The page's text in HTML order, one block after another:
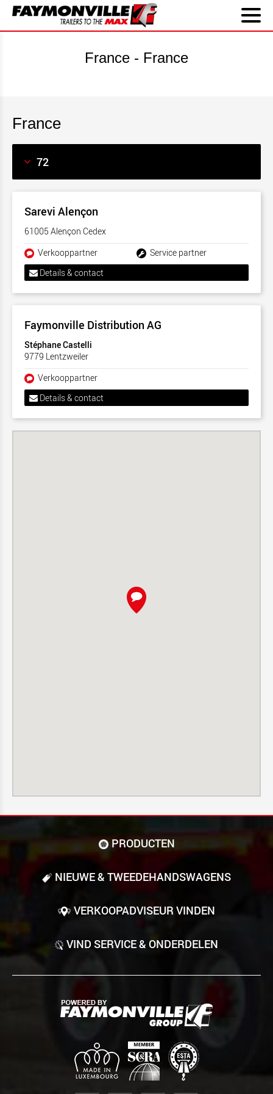
France - France
France
Sarevi Alençon
61005 Alençon Cedex
Verkooppartner
Service partner
Details & contact
Faymonville Distribution AG
Stéphane Castelli
9779 Lentzweiler
Verkooppartner
Details & contact
PRODUCTEN
NIEUWE & TWEEDE­HANDS­WAGENS
VERKOOPADVISEUR VINDEN
VIND SERVICE & ONDERDELEN